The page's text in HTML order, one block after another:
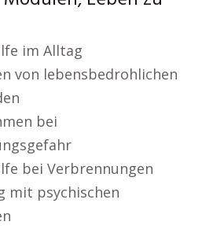
im Alltag
von lebensbedrohlichen
bei
bei Verbrennungen
mit psychischen